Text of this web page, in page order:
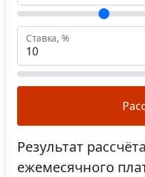
Ставка, %
Результат
ежемесячного